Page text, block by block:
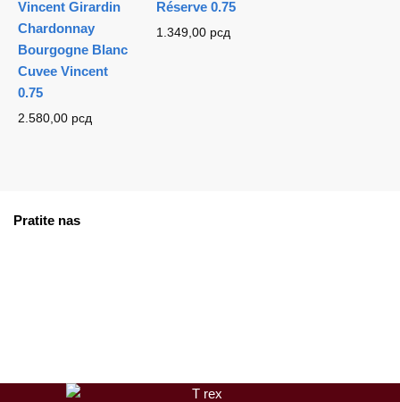
Vincent Girardin
Chardonnay
Bourgogne Blanc
Cuvee Vincent
0.75
2.580,00 рсд
Réserve 0.75
1.349,00 рсд
Pratite nas